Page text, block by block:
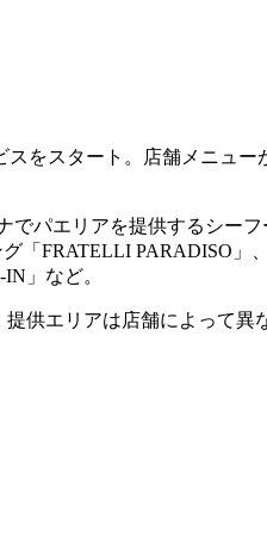
をスタート。店舗メニュー
でパエリアを提供するシー
「FRATELLI PARADISO」
」など。
供エリアは店舗によって異